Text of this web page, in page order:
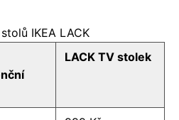
IKEA LACK
LACK TV stolek